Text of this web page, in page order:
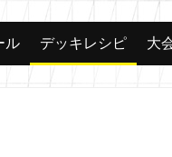
カード
ル デッキレシピ 大